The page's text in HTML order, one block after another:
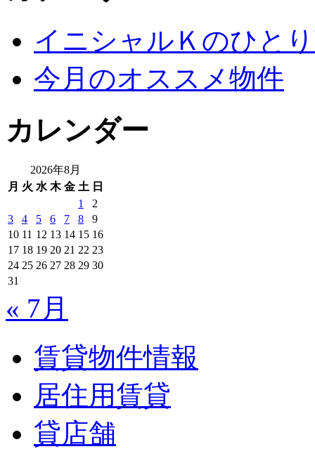
イニシャルＫのひと
今月のオススメ物件
カレンダー
2026年8月
月 火 水 木 金 土 日
1
2
3
4 5 6 7 8
9
10 11 12 13 14 15 16
17 18 19 20 21 22 23
24 25 26 27 28 29 30
31
« 7月
賃貸物件情報
居住用賃貸
貸店舗